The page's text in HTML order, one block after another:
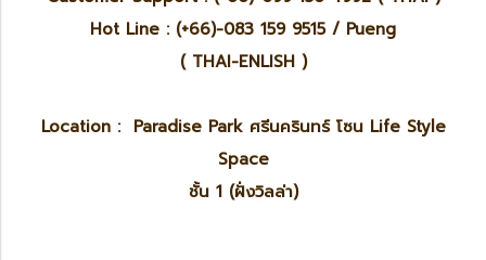
Hot Line : (+66)-083 159 9515 / Pueng
( THAI-ENLISH )
Location : Paradise Park ศรีนครินทร์ โซน Life Style
Space
ชั้น 1 (ฝั่งวิลล่า)